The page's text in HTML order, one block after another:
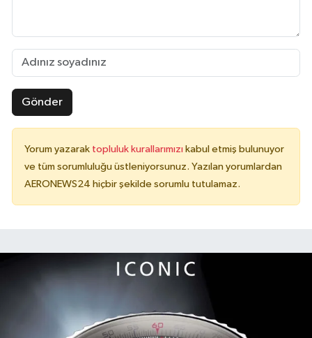
Gönder
Yorum yazarak topluluk kurallarımızı kabul etmiş bulunuyor
ve tüm sorumluluğu üstleniyorsunuz. Yazılan yorumlardan
AERONEWS24 hiçbir şekilde sorumlu tutulamaz.